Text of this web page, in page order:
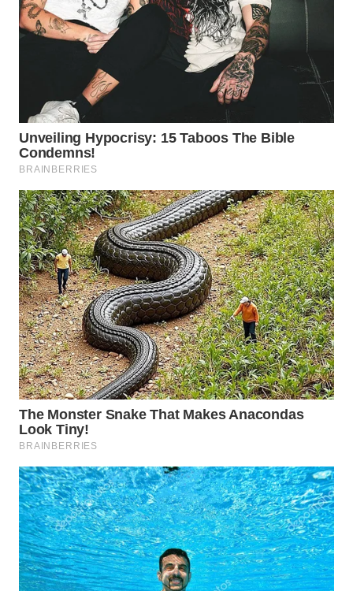
WAHANA
UMKM
WAHANA
PERSONA
WAHANA
OTOMOTIF
WAHANA
HEALTH
WAHANA
DESA
WISATA
LAPAK
WAHANA
Wahana
KONSUMEN
LISTRIK
MASYARAKAT
KELISTRIKAN